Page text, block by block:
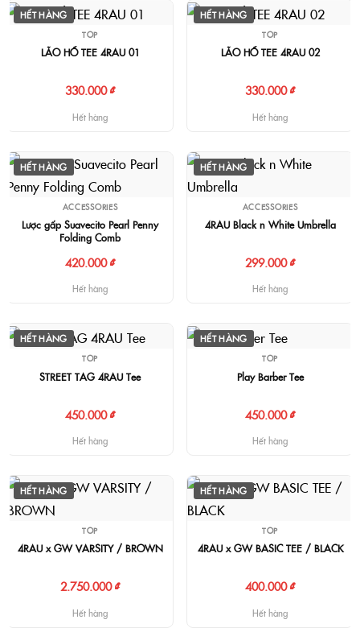
HẾT HÀNG
TOP
LÃO HỔ TEE 4RAU 01
330.000 ₫
Hết hàng
HẾT HÀNG
TOP
LÃO HỔ TEE 4RAU 02
330.000 ₫
Hết hàng
HẾT HÀNG
ACCESSORIES
Lược gấp Suavecito Pearl Penny
Folding Comb
420.000 ₫
Hết hàng
HẾT HÀNG
ACCESSORIES
4RAU Black n White Umbrella
299.000 ₫
Hết hàng
HẾT HÀNG
TOP
STREET TAG 4RAU Tee
450.000 ₫
Hết hàng
HẾT HÀNG
TOP
Play Barber Tee
450.000 ₫
Hết hàng
HẾT HÀNG
TOP
4RAU x GW VARSITY / BROWN
2.750.000 ₫
Hết hàng
HẾT HÀNG
TOP
4RAU x GW BASIC TEE / BLACK
400.000 ₫
Hết hàng